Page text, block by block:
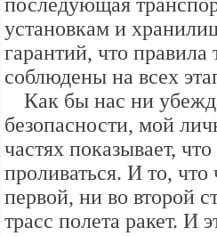
установкам и
гарантий, что правила
соблюдены на всех
Как бы нас ни
безопасности, мой
частях показывает,
проливаться. И то, что
первой, ни во второй
трасс полета ракет. И